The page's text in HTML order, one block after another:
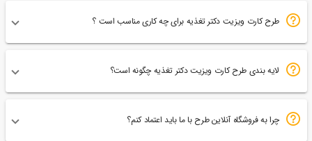
طرح کارت ویزیت دکتر تغذیه برای چه کاری مناسب است ؟
لایه بندی طرح کارت ویزیت دکتر تغذیه چگونه است؟
چرا به فروشگاه آنلاین طرح با ما باید اعتماد کنم؟